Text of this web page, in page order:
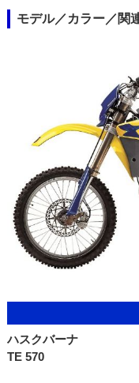
モデル／カラー／関
ハスクバーナ
TE 570